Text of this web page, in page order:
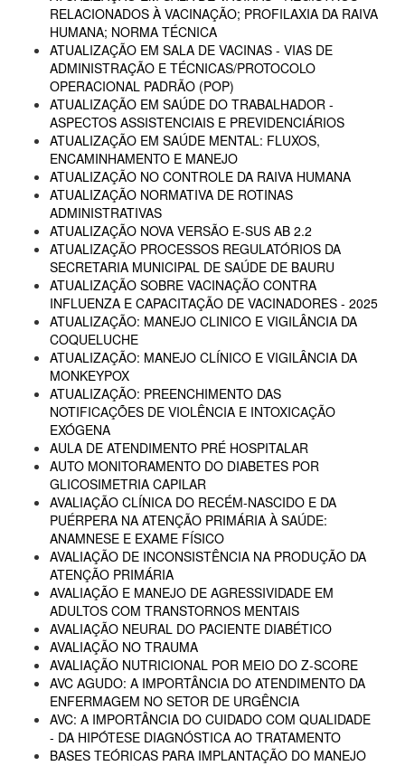
RELACIONADOS À VACINAÇÃO; PROFILAXIA DA RAIVA
HUMANA; NORMA TÉCNICA
ATUALIZAÇÃO EM SALA DE VACINAS - VIAS DE
ADMINISTRAÇÃO E TÉCNICAS/PROTOCOLO
OPERACIONAL PADRÃO (POP)
ATUALIZAÇÃO EM SAÚDE DO TRABALHADOR -
ASPECTOS ASSISTENCIAIS E PREVIDENCIÁRIOS
ATUALIZAÇÃO EM SAÚDE MENTAL: FLUXOS,
ENCAMINHAMENTO E MANEJO
ATUALIZAÇÃO NO CONTROLE DA RAIVA HUMANA
ATUALIZAÇÃO NORMATIVA DE ROTINAS
ADMINISTRATIVAS
ATUALIZAÇÃO NOVA VERSÃO E-SUS AB 2.2
ATUALIZAÇÃO PROCESSOS REGULATÓRIOS DA
SECRETARIA MUNICIPAL DE SAÚDE DE BAURU
ATUALIZAÇÃO SOBRE VACINAÇÃO CONTRA
INFLUENZA E CAPACITAÇÃO DE VACINADORES - 2025
ATUALIZAÇÃO: MANEJO CLINICO E VIGILÂNCIA DA
COQUELUCHE
ATUALIZAÇÃO: MANEJO CLÍNICO E VIGILÂNCIA DA
MONKEYPOX
ATUALIZAÇÃO: PREENCHIMENTO DAS
NOTIFICAÇÕES DE VIOLÊNCIA E INTOXICAÇÃO
EXÓGENA
AULA DE ATENDIMENTO PRÉ HOSPITALAR
AUTO MONITORAMENTO DO DIABETES POR
GLICOSIMETRIA CAPILAR
AVALIAÇÃO CLÍNICA DO RECÉM-NASCIDO E DA
PUÉRPERA NA ATENÇÃO PRIMÁRIA À SAÚDE:
ANAMNESE E EXAME FÍSICO
AVALIAÇÃO DE INCONSISTÊNCIA NA PRODUÇÃO DA
ATENÇÃO PRIMÁRIA
AVALIAÇÃO E MANEJO DE AGRESSIVIDADE EM
ADULTOS COM TRANSTORNOS MENTAIS
AVALIAÇÃO NEURAL DO PACIENTE DIABÉTICO
AVALIAÇÃO NO TRAUMA
AVALIAÇÃO NUTRICIONAL POR MEIO DO Z-SCORE
AVC AGUDO: A IMPORTÂNCIA DO ATENDIMENTO DA
ENFERMAGEM NO SETOR DE URGÊNCIA
AVC: A IMPORTÂNCIA DO CUIDADO COM QUALIDADE
- DA HIPÓTESE DIAGNÓSTICA AO TRATAMENTO
BASES TEÓRICAS PARA IMPLANTAÇÃO DO MANEJO